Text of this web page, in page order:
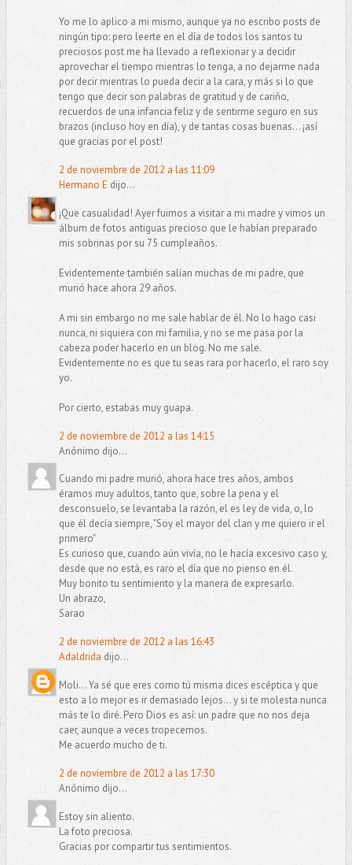
Yo me lo aplico a mi mismo, aunque ya no escribo posts de
ningún tipo: pero leerte en el día de todos los santos tu
preciosos post me ha llevado a reflexionar y a decidir
aprovechar el tiempo mientras lo tenga, a no dejarme nada
por decir mientras lo pueda decir a la cara, y más si lo que
tengo que decir son palabras de gratitud y de cariño,
recuerdos de una infancia feliz y de sentirme seguro en sus
brazos (incluso hoy en día), y de tantas cosas buenas... ¡así
que gracias por el post!
2 de noviembre de 2012 a las 11:09
Hermano Edijo...
¡Que casualidad! Ayer fuimos a visitar a mi madre y vimos un
álbum de fotos antiguas precioso que le habían preparado
mis sobrinas por su 75 cumpleaños.
Evidentemente también salían muchas de mi padre, que
murió hace ahora 29 años.
A mi sin embargo no me sale hablar de él. No lo hago casi
nunca, ni siquiera con mi familia, y no se me pasa por la
cabeza poder hacerlo en un blog. No me sale.
Evidentemente no es que tu seas rara por hacerlo, el raro soy
yo.
Por cierto, estabas muy guapa.
2 de noviembre de 2012 a las 14:15
Anónimo dijo...
Cuando mi padre murió, ahora hace tres años, ambos
éramos muy adultos, tanto que, sobre la pena y el
desconsuelo, se levantaba la razón, el es ley de vida, o, lo
que él decía siempre, "Soy el mayor del clan y me quiero ir el
primero"
Es curioso que, cuando aún vivía, no le hacía excesivo caso y,
desde que no está, es raro el día que no pienso en él.
Muy bonito tu sentimiento y la manera de expresarlo.
Un abrazo,
Sarao
2 de noviembre de 2012 a las 16:43
Adaldrida dijo...
Moli... Ya sé que eres como tú misma dices escéptica y que
esto a lo mejor es ir demasiado lejos... y si te molesta nunca
más te lo diré. Pero Dios es así: un padre que no nos deja
caer, aunque a veces tropecemos.
Me acuerdo mucho de ti.
2 de noviembre de 2012 a las 17:30
Anónimo dijo...
Estoy sin aliento.
La foto preciosa.
Gracias por compartir tus sentimientos.